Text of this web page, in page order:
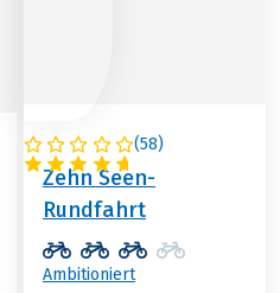
(58)
ÖSTERREICH
Zehn Seen-
Rundfahrt
Ambitioniert